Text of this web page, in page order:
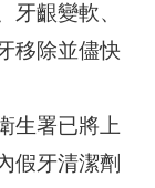
牙齦變軟、
移除並儘快
生署已將上
假牙清潔劑